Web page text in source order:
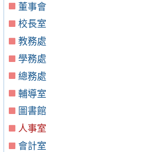
董事會
校長室
教務處
學務處
總務處
輔導室
圖書館
人事室
會計室